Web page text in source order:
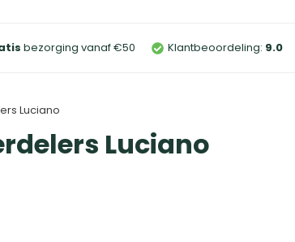
bezorging vanaf €50 Klantbeoordeling: 9.0
Luciano
Luciano